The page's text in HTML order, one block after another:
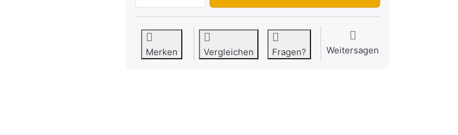
Merken Vergleichen Fragen? Weitersagen